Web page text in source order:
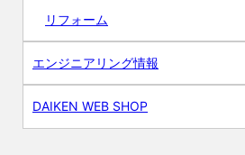
リフォーム
エンジニアリング情報
DAIKEN WEB SHOP